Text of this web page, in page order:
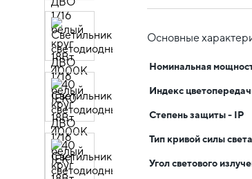
Основные
Номинальная
Индекс
Степень защиты - IP
Тип кривой силы света
Угол светового